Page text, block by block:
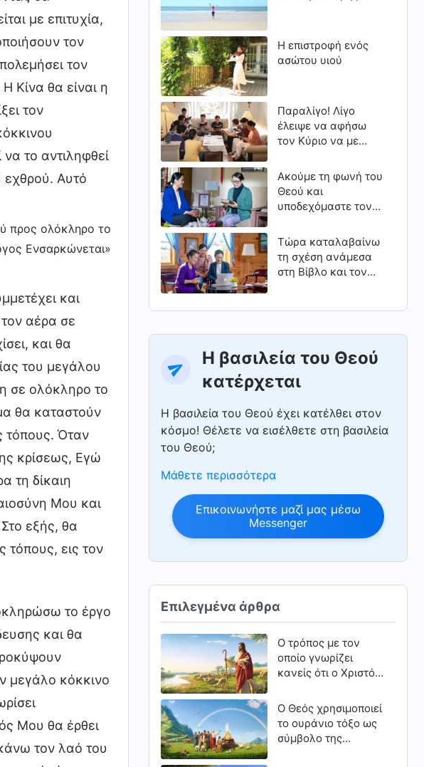
με επιτυχία,
τον
τον
Κίνα θα είναι η
τον
το αντιληφθεί
εχθρού. Αυτό
προς ολόκληρο το
Ενσαρκώνεται»
και
αέρα σε
και θα
του μεγάλου
σε ολόκληρο το
θα καταστούν
τόπους. Όταν
κρίσεως, Εγώ
τη δίκαιη
Μου και
εξής, θα
τόπους, εις τον
το έργο
και θα
μεγάλο κόκκινο
Μου θα έρθει
τον λαό του
Η επιστροφή ενός
ασώτου υιού
Παραλίγο! Λίγο
έλειψε να αφήσω
τον Κύριο να με
δεύτερο)
Ακούμε τη φωνή του
Θεού και
υποδεχόμαστε τον
Τώρα καταλαβαίνω
τη σχέση ανάμεσα
στη Βίβλο και τον
Η βασιλεία του Θεού
κατέρχεται
Η βασιλεία του Θεού έχει κατέλθει στον
κόσμο! Θέλετε να εισέλθετε στη βασιλεία
του Θεού;
Μάθετε περισσότερα
Επικοινωνήστε μαζί μας μέσω
Messenger
Επιλεγμένα άρθρα
Ο τρόπος με τον
οποίο γνωρίζει
κανείς ότι ο Χριστός
οδός και η ζωή
Ο Θεός χρησιμοποιεί
το ουράνιο τόξο ως
σύμβολο της